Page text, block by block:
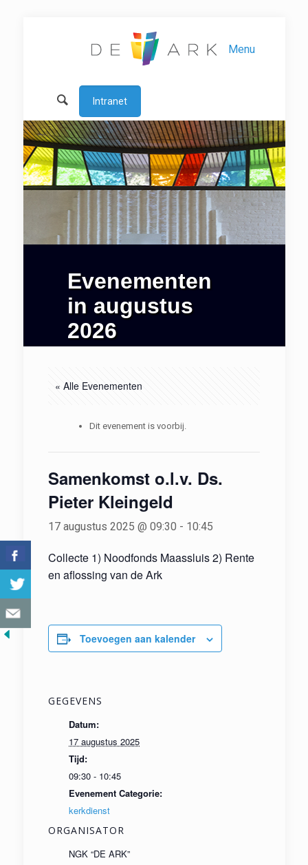
Menu
Intranet
Evenementen
in augustus
2026
« Alle Evenementen
Dit evenement is voorbij.
Samenkomst o.l.v. Ds.
Pieter Kleingeld
17 augustus 2025 @ 09:30 - 10:45
Collecte 1) Noodfonds Maassluis 2) Rente
en aflossing van de Ark
Toevoegen aan kalender
GEGEVENS
Datum:
17 augustus 2025
Tijd:
09:30 - 10:45
Evenement Categorie:
kerkdienst
ORGANISATOR
NGK “DE ARK”